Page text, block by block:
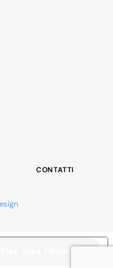
CONTATTI